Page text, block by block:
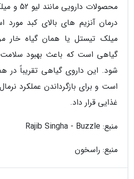
محصولات
درمان آنزیم های بالای کبد مورد
میلک تیستل یا همان گیاه خار
گیاهی است که باعث بهبود
شود. این داروی گیاهی تقریباً در
است و برای بازگرداندن عملکرد
غذایی قرار داد.
منبع: Rajib Singha - Buzzle
منبع: راسخون